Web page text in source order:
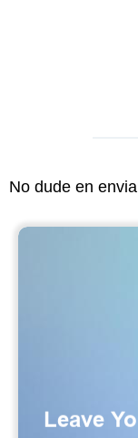
No dude en